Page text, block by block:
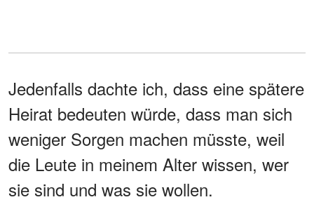
Jedenfalls dachte ich, dass eine spätere
Heirat bedeuten würde, dass man sich
weniger Sorgen machen müsste, weil
die Leute in meinem Alter wissen, wer
sie sind und was sie wollen.